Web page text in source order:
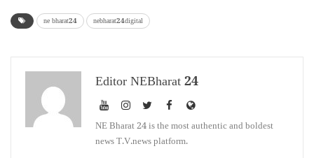
ne bharat24 nebharat24digital
Editor NEBharat 24
NE Bharat 24 is the most authentic and boldest
news T.V.news platform.